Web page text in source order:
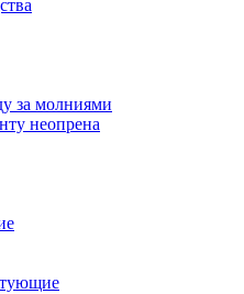
за молниями
неопрена